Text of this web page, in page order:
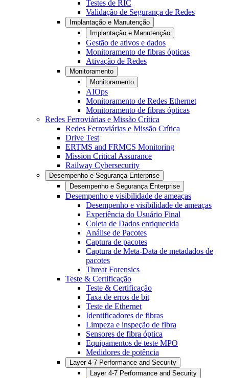
Testes de RIC
Validação de Segurança de Redes
Implantação e Manutenção
Implantação e Manutenção
Gestão de ativos e dados
Monitoramento de fibras ópticas
Ativação de Redes
Monitoramento
Monitoramento
AIOps
Monitoramento de Redes Ethernet
Monitoramento de fibras ópticas
Redes Ferroviárias e Missão Crítica
Redes Ferroviárias e Missão Crítica
Drive Test
ERTMS and FRMCS Monitoring
Mission Critical Assurance
Railway Cybersecurity
Desempenho e Segurança Enterprise
Desempenho e Segurança Enterprise
Desempenho e visibilidade de ameaças
Desempenho e visibilidade de ameaças
Experiência do Usuário Final
Coleta de Dados enriquecida
Análise de Pacotes
Captura de pacotes
Captura de Meta-Data de metadados de
pacotes
Threat Forensics
Teste & Certificação
Teste & Certificação
Taxa de erros de bit
Teste de Ethernet
Identificadores de fibras
Limpeza e inspeção de fibra
Sensores de fibra óptica
Equipamentos de teste MPO
Medidores de potência
Layer 4-7 Performance and Security
Layer 4-7 Performance and Security